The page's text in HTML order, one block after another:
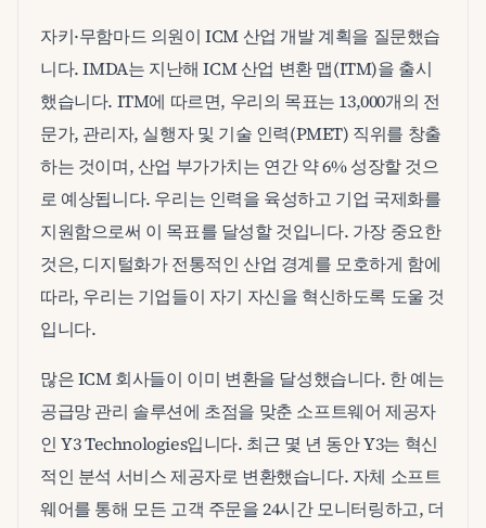
자키·무함마드 의원이 ICM 산업 개발 계획을 질문했습
니다. IMDA는 지난해 ICM 산업 변환 맵(ITM)을 출시
했습니다. ITM에 따르면, 우리의 목표는 13,000개의 전
문가, 관리자, 실행자 및 기술 인력(PMET) 직위를 창출
하는 것이며, 산업 부가가치는 연간 약 6% 성장할 것으
로 예상됩니다. 우리는 인력을 육성하고 기업 국제화를
지원함으로써 이 목표를 달성할 것입니다. 가장 중요한
것은, 디지털화가 전통적인 산업 경계를 모호하게 함에
따라, 우리는 기업들이 자기 자신을 혁신하도록 도울 것
입니다.
많은 ICM 회사들이 이미 변환을 달성했습니다. 한 예는
공급망 관리 솔루션에 초점을 맞춘 소프트웨어 제공자
인 Y3 Technologies입니다. 최근 몇 년 동안 Y3는 혁신
적인 분석 서비스 제공자로 변환했습니다. 자체 소프트
웨어를 통해 모든 고객 주문을 24시간 모니터링하고, 더